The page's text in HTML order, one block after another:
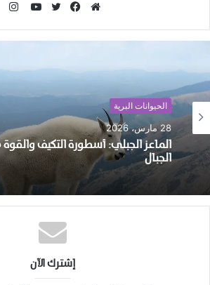
الويب
الحيوانات البرية
28 مارس، 2026
الماعز الجبلي: أسطورة التكيف
الجبال
إشترك الآن